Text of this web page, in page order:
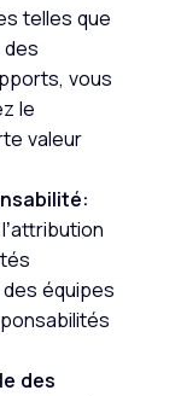
telles que
des
vous
le
valeur
équipes
des